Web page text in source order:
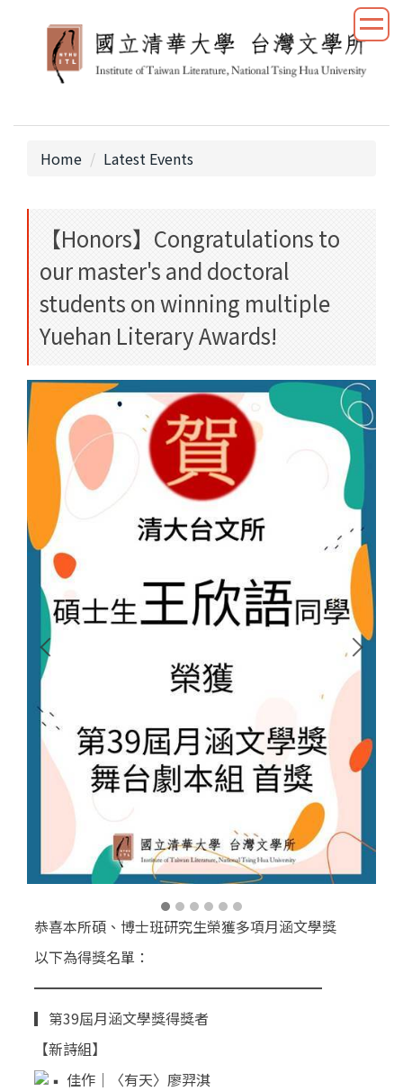
block
Home
Latest Events
【Honors】Congratulations to
our master's and doctoral
students on winning multiple
Yuehan Literary Awards!
恭喜本所碩、博士班研究生榮獲多項月涵文學獎
以下為得獎名單：
━━━━━━━━━━━━━━━━━━━━
▎第39屆月涵文學獎得獎者
【新詩組】
佳作｜〈有天〉廖羿淇